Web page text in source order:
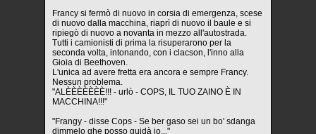
Francy si fermò di nuovo in corsia di emergenza, scese
di nuovo dalla macchina, riaprì di nuovo il baule e si
ripiegò di nuovo a novanta in mezzo all'autostrada.
Tutti i camionisti di prima la risuperarono per la
seconda volta, intonando, con i clacson, l'inno alla
Gioia di Beethoven.
L'unica ad avere fretta era ancora e sempre Francy.
Nessun problema.
"ALÈÈÈÈÈÈÈ!!! - urlò - COPS, IL TUO ZAINO È IN
MACCHINA!!!"
"Frangy - disse Cops - Se ber gaso sei un bo' sdanga
dimmelo ghe posso guidà io..."